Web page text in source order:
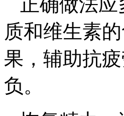
质和维生素
果，辅助抗
负。